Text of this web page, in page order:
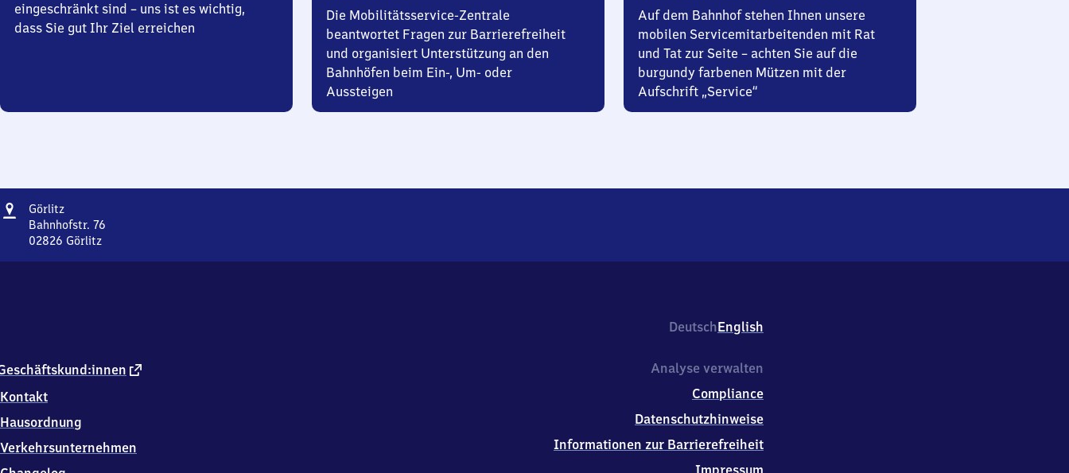
eingeschränkt sind – uns ist es wichtig,
dass Sie gut Ihr Ziel erreichen
Die Mobilitätsservice-Zentrale
beantwortet Fragen zur Barrierefreiheit
und organisiert Unterstützung an den
Bahnhöfen beim Ein-, Um- oder
Aussteigen
Auf dem Bahnhof stehen Ihnen unsere
mobilen Servicemitarbeitenden mit Rat
und Tat zur Seite – achten Sie auf die
burgundy farbenen Mützen mit der
Aufschrift „Service“
Adresse
GörlitzGörlitz
Bahnhofstr. 76
02826 Görlitz
6
DeutschEnglish
externer
Kontakt
Hausordnung
Verkehrsunternehmen
Analyse verwalten
Compliance
Datenschutzhinweise
Informationen zur Barrierefreiheit
Impressum